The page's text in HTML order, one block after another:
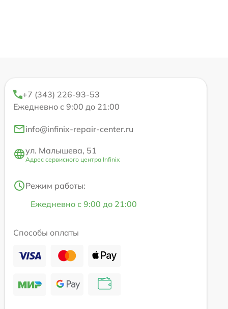
+7 (343) 226-93-53
Ежедневно с 9:00 до 21:00
info@infinix-repair-center.ru
ул. Малышева, 51
Адрес сервисного центра Infinix
Режим работы:
Ежедневно с 9:00 до 21:00
Способы оплаты